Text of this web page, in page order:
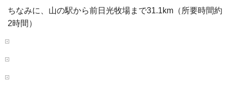
ちなみに、山の駅から前日光牧場まで31.1km（所要時間約
2時間）